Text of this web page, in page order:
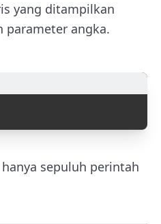
yang ditampilkan
parameter angka.
sepuluh perintah